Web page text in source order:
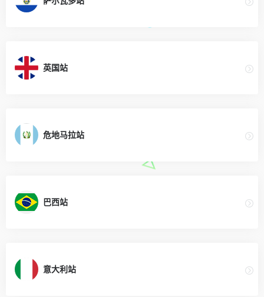
英国站
危地马拉站
巴西站
意大利站